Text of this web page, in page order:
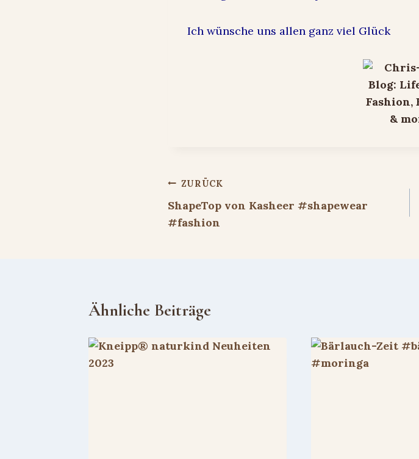
Ich wünsche uns allen ganz viel Glück
Beitragsnavigation
ZURÜCK
ShapeTop von Kasheer #shapewear
#fashion
Ähnliche Beiträge